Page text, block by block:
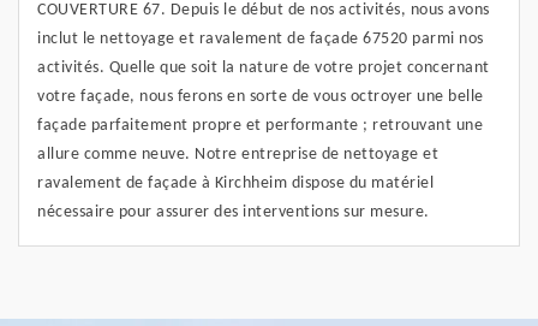
COUVERTURE 67. Depuis le début de nos activités, nous avons
inclut le nettoyage et ravalement de façade 67520 parmi nos
activités. Quelle que soit la nature de votre projet concernant
votre façade, nous ferons en sorte de vous octroyer une belle
façade parfaitement propre et performante ; retrouvant une
allure comme neuve. Notre entreprise de nettoyage et
ravalement de façade à Kirchheim dispose du matériel
nécessaire pour assurer des interventions sur mesure.